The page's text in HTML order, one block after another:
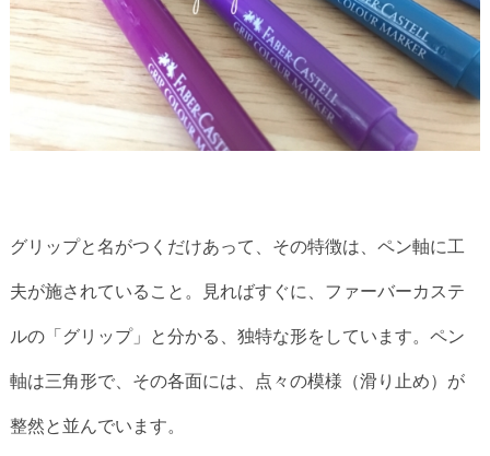
グリップと名がつくだけあって、その特徴は、ペン軸に工
夫が施されていること。見ればすぐに、ファーバーカステ
ルの「グリップ」と分かる、独特な形をしています。ペン
軸は三角形で、その各面には、点々の模様（滑り止め）が
整然と並んでいます。